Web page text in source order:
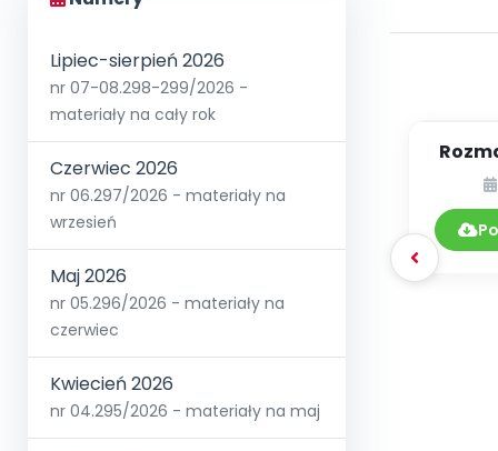
Lipiec-sierpień 2026
nr 07-08.298-299/2026 -
materiały na cały rok
Czerwiec 2026
nr 06.297/2026 - materiały na
wrzesień
Maj 2026
nr 05.296/2026 - materiały na
czerwiec
Kwiecień 2026
nr 04.295/2026 - materiały na maj